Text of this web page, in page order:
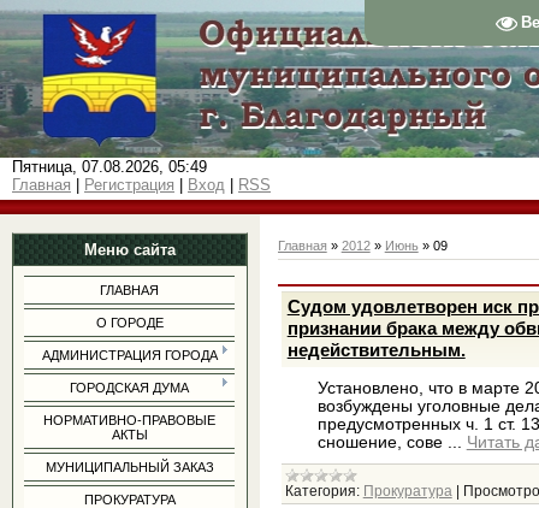
Пятница, 07.08.2026, 05:49
Главная
Регистрация Вход RSS
Меню сайта
ГЛАВНАЯ
О ГОРОДЕ
АДМИНИСТРАЦИЯ ГОРОДА
ГОРОДСКАЯ ДУМА
НОРМАТИВНО-ПРАВОВЫЕ
АКТЫ
МУНИЦИПАЛЬНЫЙ ЗАКАЗ
ПРОКУРАТУРА
Главная » 2012 » Июнь » 09
Судом удовлетворен иск
признании брака между
недействительным.
Установлено, что в марте
возбуждены уголовные
предусмотренных ч. 1 ст.
сношение, сове ... Читать
Категория: Прокуратура